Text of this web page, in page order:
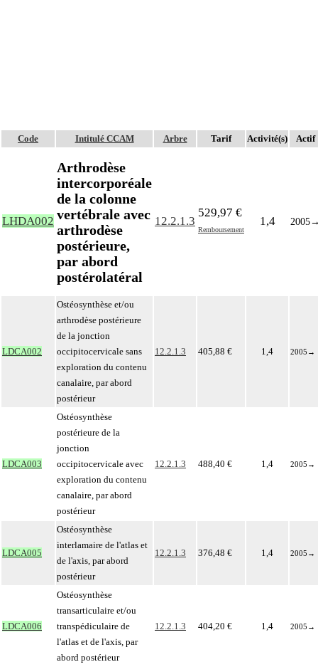
Code Intitulé CCAM Arbre Tarif Activité(s) Actif
LHDA002
Arthrodèse
intercorporéale
de la colonne
vertébrale avec
arthrodèse
postérieure,
par abord
postérolatéral
12.2.1.3
529,97 €
Remboursement
1,4 2005
LDCA002
Ostéosynthèse et/ou
arthrodèse postérieure
de la jonction
occipitocervicale sans
exploration du contenu
canalaire, par abord
postérieur
12.2.1.3 405,88 € 1,4 2005 →
LDCA003
Ostéosynthèse
postérieure de la
jonction
occipitocervicale avec
exploration du contenu
canalaire, par abord
postérieur
12.2.1.3 488,40 € 1,4 2005 →
LDCA005
Ostéosynthèse
interlamaire de l'atlas et
de l'axis, par abord
postérieur
12.2.1.3 376,48 € 1,4 2005 →
LDCA006
Ostéosynthèse
transarticulaire et/ou
transpédiculaire de
l'atlas et de l'axis, par
abord postérieur
12.2.1.3 404,20 € 1,4 2005 →